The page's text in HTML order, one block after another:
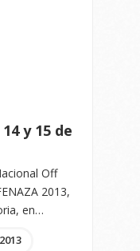
y 15 de
Off
2013,
en…